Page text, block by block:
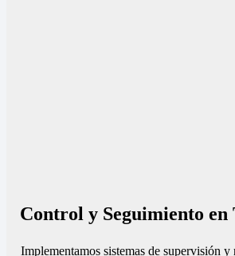
Control y Seguimiento en
Implementamos sistemas de supervisión y